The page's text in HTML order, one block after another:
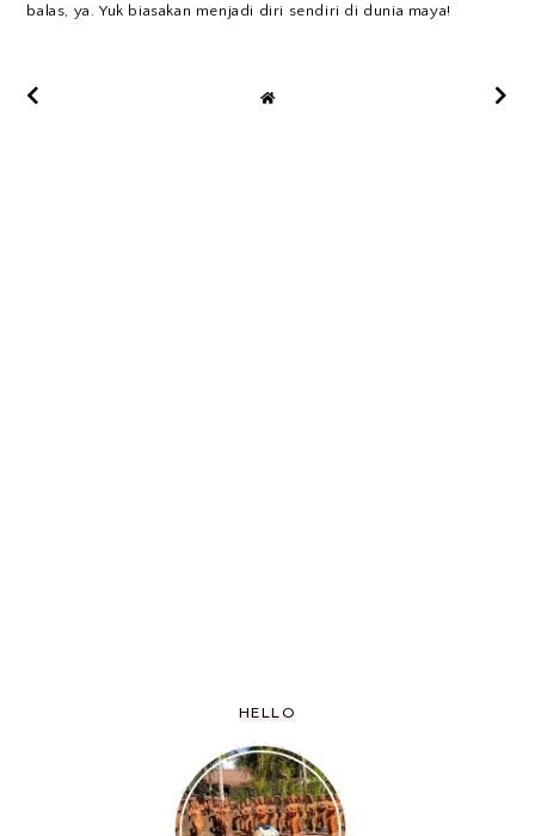
balas, ya. Yuk biasakan menjadi diri sendiri di dunia maya!
HELLO